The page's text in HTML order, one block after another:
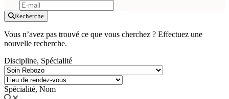
Recherche
Vous n’avez pas trouvé ce que vous cherchez ? Effectuez une
nouvelle recherche.
Discipline, Spécialité
Spécialité, Nom